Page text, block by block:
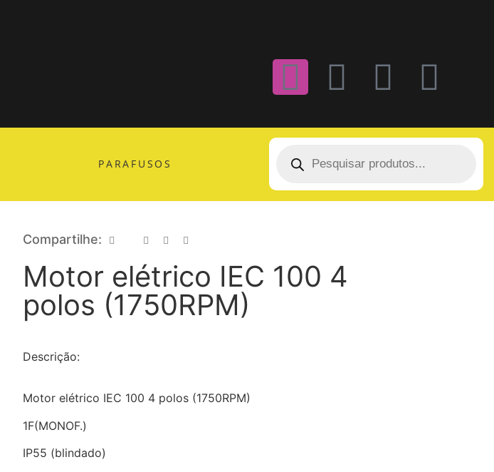
PARAFUSOS
Compartilhe:
Motor elétrico IEC 100 4
polos (1750RPM)
Descrição:
Motor elétrico IEC 100 4 polos (1750RPM)
1F(MONOF.)
IP55 (blindado)